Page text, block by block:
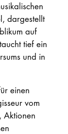
dargestellt
auf
tief ein
und in
einen
vom
Aktionen